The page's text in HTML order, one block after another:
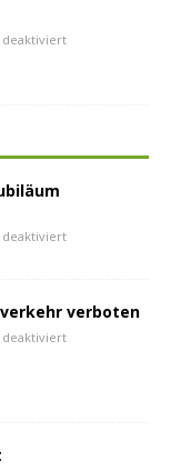
verboten